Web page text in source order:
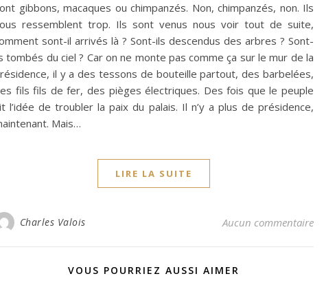
gibbons, macaques ou chimpanzés. Non, chimpanzés, non. Ils
ressemblent trop. Ils sont venus nous voir tout de suite,
sont-il arrivés là ? Sont-ils descendus des arbres ? Sont-
tombés du ciel ? Car on ne monte pas comme ça sur le mur de la
il y a des tessons de bouteille partout, des barbelées,
fils fils de fer, des pièges électriques. Des fois que le peuple
l’idée de troubler la paix du palais. Il n’y a plus de présidence,
Mais…
LIRE LA SUITE
Charles Valois Aucun commentaire
VOUS POURRIEZ AUSSI AIMER